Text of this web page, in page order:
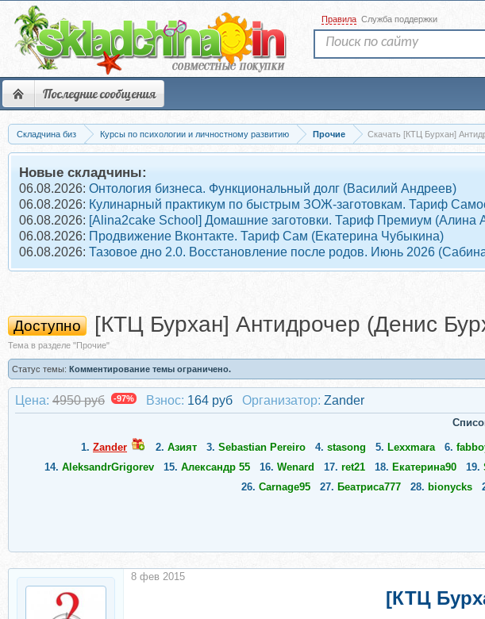
Последние сообщения
Правила Служба поддержки
Складчина биз Курсы по психологии и личностному развитию Прочие Скачать [КТЦ Бурхан]
Новые складчины:
06.08.2026: Онтология бизнеса. Функциональный долг (Василий Андреев)
06.08.2026: Кулинарный практикум по быстрым ЗОЖ-заготовкам. Тариф
06.08.2026: [Alina2cake School] Домашние заготовки. Тариф Премиум (Алина
06.08.2026: Продвижение Вконтакте. Тариф Сам (Екатерина Чубыкина)
06.08.2026: Тазовое дно 2.0. Восстановление после родов. Июнь 2026
Доступно [КТЦ Бурхан] Антидрочер (Денис
Тема в разделе "Прочие"
Статус темы: Комментирование темы ограничено.
Цена: 4950 руб -97% Взнос: 164 руб Организатор: Zander
1. Zander 2. Азият 3. Sebastian Pereiro 4. stasong 5. Lexxmara 6.
14. AleksandrGrigorev 15. Александр 55 16. Wenard 17. ret21 18. Екатерина90 19.
26. Carnage95 27. Беатриса777 28. bionycks
[КТЦ
8 фев 2015